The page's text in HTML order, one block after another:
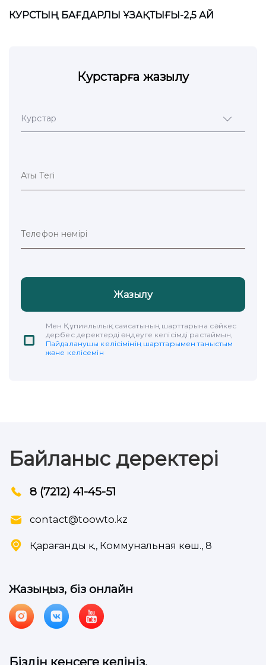
КУРСТЫҢ БАҒДАРЛЫ ҰЗАҚТЫҒЫ-2,5 АЙ
Курстарға жазылу
Курстар
Жазылу
Мен Құпиялылық саясатының шарттарына сәйкес
дербес деректерді өңдеуге келісімді растаймын,
Пайдаланушы келісімінің шарттарымен таныстым
және келісемін
Байланыс деректері
8 (7212) 41-45-51
contact@toowto.kz
Қарағанды қ., Коммунальная көш., 8
Жазыңыз, біз онлайн
Біздің кеңсеге келіңіз,